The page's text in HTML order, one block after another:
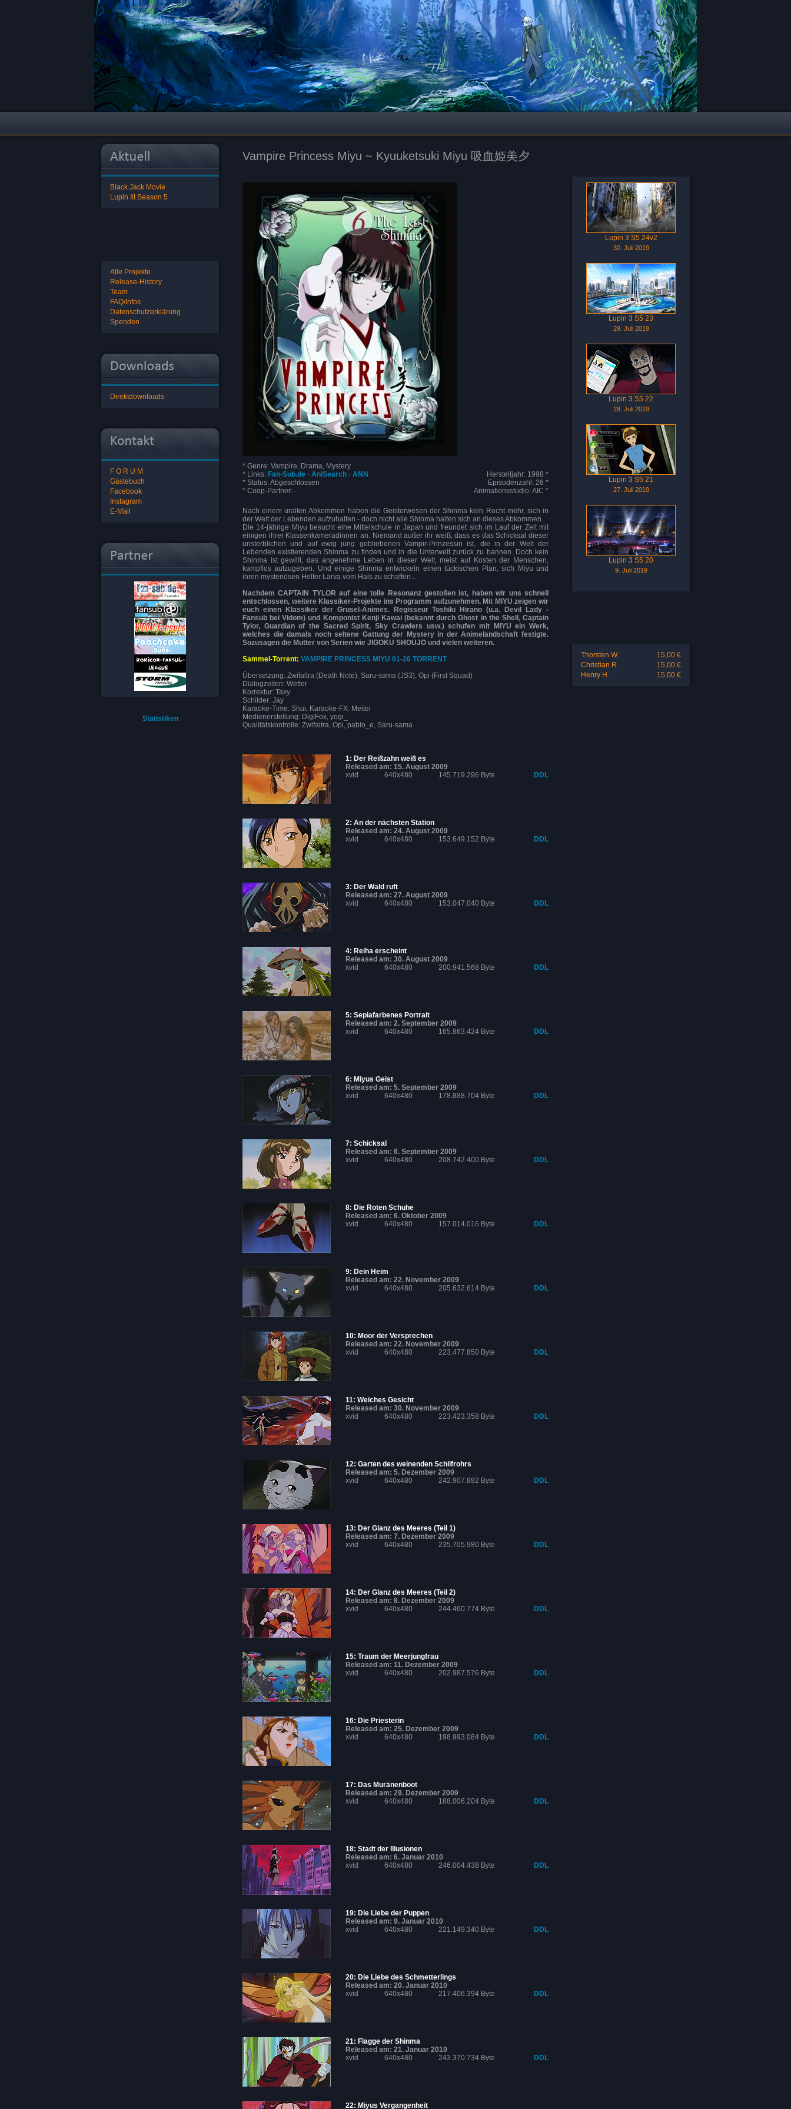
Black Jack Movie
Lupin III Season 5
Alle Projekte
Release-History
Team
FAQ/Infos
Datenschutzerklärung
Spenden
Direktdownloads
F O R U M
Gästebuch
Facebook
Instagram
E-Mail
Statistiken
Vampire Princess Miyu ~ Kyuuketsuki Miyu 吸血姫美夕
* Genre: Vampire, Drama, Mystery
* Links: Fan-Sub.de · AniSearch · ANN
* Status: Abgeschlossen
* Coop-Partner: -
Herstelljahr: 1998 *
Episodenzahl: 26 *
Animationsstudio: AIC *
Nach einem uralten Abkommen haben die Geisterwesen der Shinma kein Recht mehr, sich in
der Welt der Lebenden aufzuhalten - doch nicht alle Shinma halten sich an dieses Abkommen.
Die 14-jährige Miyu besucht eine Mittelschule in Japan und freundet sich im Lauf der Zeit mit
einigen ihrer Klassenkameradinnen an. Niemand außer ihr weiß, dass es das Schicksal dieser
unsterblichen und auf ewig jung gebliebenen Vampir-Prinzessin ist, die in der Welt der
Lebenden existierenden Shinma zu finden und in die Unterwelt zurück zu bannen. Doch kein
Shinma ist gewillt, das angenehme Leben in dieser Welt, meist auf Kosten der Menschen,
kampflos aufzugeben. Und einige Shinma entwickeln einen tückischen Plan, sich Miyu und
ihren mysteriösen Helfer Larva vom Hals zu schaffen...
Nachdem CAPTAIN TYLOR auf eine tolle Resonanz gestoßen ist, haben wir uns schnell
entschlossen, weitere Klassiker-Projekte ins Programm aufzunehmen. Mit MIYU zeigen wir
euch einen Klassiker der Grusel-Animes. Regisseur Toshiki Hirano (u.a. Devil Lady -
Fansub bei Vidom) und Komponist Kenji Kawai (bekannt durch Ghost in the Shell, Captain
Tylor, Guardian of the Sacred Spirit, Sky Crawlers usw.) schufen mit MIYU ein Werk,
welches die damals noch seltene Gattung der Mystery in der Animelandschaft festigte.
Sozusagen die Mutter von Serien wie JIGOKU SHOUJO und vielen weiteren.
Sammel-Torrent: VAMPIRE PRINCESS MIYU 01-26 TORRENT
Übersetzung: Zwifaltra (Death Note), Saru-sama (JS3), Opi (First Squad)
Dialogzeiten: Wetter
Korrektur: Taxy
Schilder: Jay
Karaoke-Time: Shui, Karaoke-FX: Meitei
Medienerstellung: DigiFox, yogi_
Qualitätskontrolle: Zwifaltra, Opi, pablo_e, Saru-sama
1: Der Reißzahn weiß es
Released am: 15. August 2009
xvid
640x480 145.719.296 Byte DDL
2: An der nächsten Station
Released am: 24. August 2009
xvid
640x480 153.649.152 Byte DDL
3: Der Wald ruft
Released am: 27. August 2009
xvid
640x480 153.047.040 Byte DDL
4: Reiha erscheint
Released am: 30. August 2009
xvid
640x480 200.941.568 Byte DDL
5: Sepiafarbenes Portrait
Released am: 2. September 2009
xvid
640x480 165.863.424 Byte DDL
6: Miyus Geist
Released am: 5. September 2009
xvid
640x480 178.888.704 Byte DDL
7: Schicksal
Released am: 6. September 2009
xvid
640x480 208.742.400 Byte DDL
8: Die Roten Schuhe
Released am: 6. Oktober 2009
xvid
640x480 157.014.016 Byte DDL
9: Dein Heim
Released am: 22. November 2009
xvid
640x480 205.632.614 Byte DDL
10: Moor der Versprechen
Released am: 22. November 2009
xvid
640x480 223.477.850 Byte DDL
11: Weiches Gesicht
Released am: 30. November 2009
xvid
640x480 223.423.358 Byte DDL
12: Garten des weinenden Schilfrohrs
Released am: 5. Dezember 2009
xvid
640x480 242.907.882 Byte DDL
13: Der Glanz des Meeres (Teil 1)
Released am: 7. Dezember 2009
xvid
640x480 235.705.980 Byte DDL
14: Der Glanz des Meeres (Teil 2)
Released am: 8. Dezember 2009
xvid
640x480 244.460.774 Byte DDL
15: Traum der Meerjungfrau
Released am: 11. Dezember 2009
xvid
640x480 202.987.576 Byte DDL
16: Die Priesterin
Released am: 25. Dezember 2009
xvid
640x480 198.993.084 Byte DDL
17: Das Muränenboot
Released am: 29. Dezember 2009
xvid
640x480 188.006.204 Byte DDL
18: Stadt der Illusionen
Released am: 6. Januar 2010
xvid
640x480 246.004.438 Byte DDL
19: Die Liebe der Puppen
Released am: 9. Januar 2010
xvid
640x480 221.149.340 Byte DDL
20: Die Liebe des Schmetterlings
Released am: 20. Januar 2010
xvid
640x480 217.406.394 Byte DDL
21: Flagge der Shinma
Released am: 21. Januar 2010
xvid
640x480 243.370.734 Byte DDL
22: Miyus Vergangenheit
Lupin 3 S5 24v2
30. Juli 2019
Lupin 3 S5 23
29. Juli 2019
Lupin 3 S5 22
28. Juli 2019
Lupin 3 S5 21
27. Juli 2019
Lupin 3 S5 20
9. Juli 2019
Thorsten W.
15,00 €
Christian R.
15,00 €
Henry H.
15,00 €